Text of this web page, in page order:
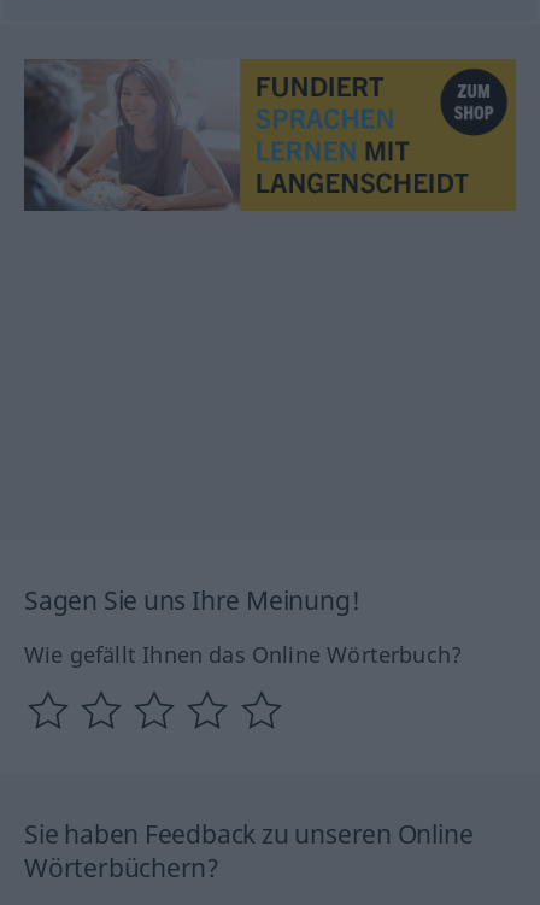
Sagen Sie uns Ihre Meinung!
Wie gefällt Ihnen das Online Wörterbuch?
Sie haben Feedback zu unseren Online
Wörterbüchern?